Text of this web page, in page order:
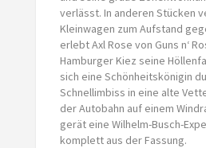
verlässt. In anderen Stücken
Kleinwagen zum Aufstand
erlebt Axl Rose von Guns n‘
Hamburger Kiez seine
sich eine Schönheitskönigin
Schnellimbiss in eine alte
der Autobahn auf einem
gerät eine Wilhelm-Busch-
komplett aus der Fassung.